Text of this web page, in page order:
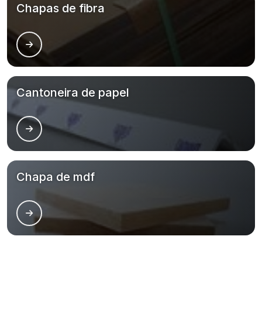
Chapas de fibra
Cantoneira de papel
Chapa de mdf